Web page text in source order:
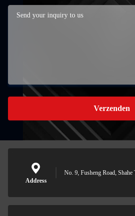
Verzenden
Address
No. 9, Fusheng Road,